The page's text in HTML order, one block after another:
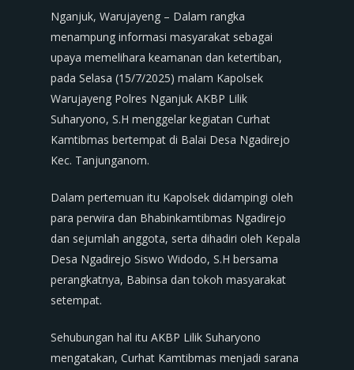
Nganjuk, Warujayeng – Dalam rangka
menampung informasi masyarakat sebagai
upaya memelihara keamanan dan ketertiban,
pada Selasa (15/7/2025) malam Kapolsek
Warujayeng Polres Nganjuk AKBP Lilik
Suharyono, S.H menggelar kegiatan Curhat
Kamtibmas bertempat di Balai Desa Ngadirejo
Kec. Tanjunganom.
Dalam pertemuan itu Kapolsek didampingi oleh
para perwira dan Bhabinkamtibmas Ngadirejo
dan sejumlah anggota, serta dihadiri oleh Kepala
Desa Ngadirejo Siswo Widodo, S.H bersama
perangkatnya, Babinsa dan tokoh masyarakat
setempat.
Sehubungan hal itu AKBP Lilik Suharyono
mengatakan, Curhat Kamtibmas menjadi sarana